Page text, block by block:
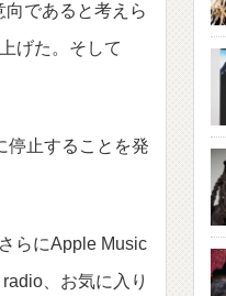
であると考えら
げた。そして
停止することを発
らにApple Music
、お気に入り